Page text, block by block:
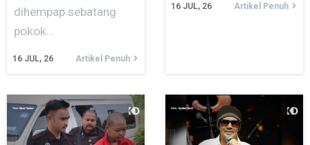
16 JUL, 26
dihempap sebatang
pokok…
Artikel Penuh
16 JUL, 26 Artikel Penuh